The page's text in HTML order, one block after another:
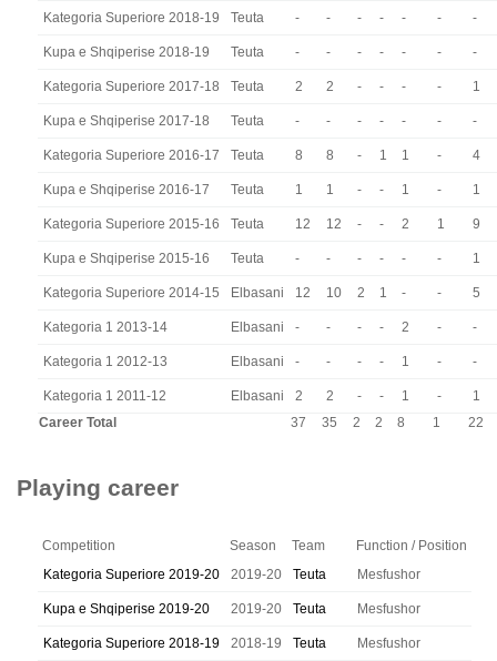
Kategoria Superiore 2018-19 Teuta - - - - - - -
Kupa e Shqiperise 2018-19 Teuta - - - - - - -
Kategoria Superiore 2017-18 Teuta 2 2 - - - - 1
Kupa e Shqiperise 2017-18 Teuta - - - - - - -
Kategoria Superiore 2016-17 Teuta 8 8 - 1 1 - 4
Kupa e Shqiperise 2016-17 Teuta 1 1 - - 1 - 1
Kategoria Superiore 2015-16 Teuta 12 12 - - 2 1 9
Kupa e Shqiperise 2015-16 Teuta - - - - - - 1
Kategoria Superiore 2014-15 Elbasani 12 10 2 1 - - 5
Kategoria 1 2013-14 Elbasani - - - - 2 - -
Kategoria 1 2012-13 Elbasani - - - - 1 - -
Kategoria 1 2011-12 Elbasani 2 2 - - 1 -
1
Career Total
37 35 2 2 8 1 22
Playing career
Competition Season Team
Function / Position
Kategoria Superiore 2019-20
2019-20 Teuta Mesfushor
Kupa e Shqiperise 2019-20 2019-20 Teuta Mesfushor
Kategoria Superiore 2018-19 2018-19 Teuta Mesfushor